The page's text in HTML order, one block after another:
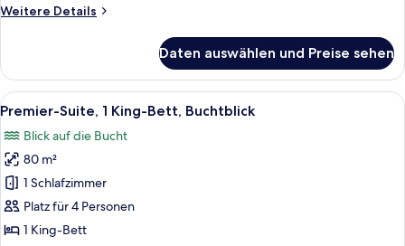
anzeigen
Weitere Details
Weitere
Zimmer,
1 King-
Bett,
Daten auswählen und Preise sehen
Alle
Fotos
für
Premier-
Suite,
1 King-
Bett,
Ein Hotelzimmer mit einem großen
8
Premier-Suite, 1 King-Bett, Buchtblick
Blick auf die Bucht
80 m²
1 Schlafzimmer
Platz für 4 Personen
1 King-Bett